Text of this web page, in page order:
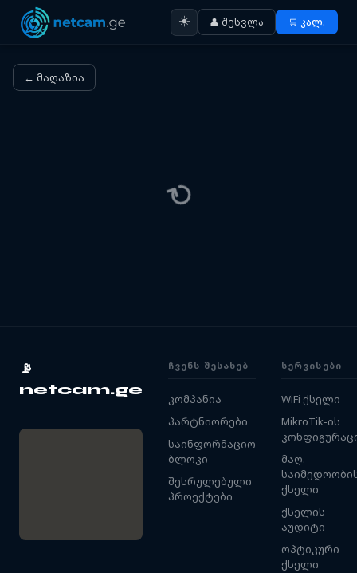
☀️ 👤 შესვლა 🛒 კალ.
← მაღაზია
⟳
📡
netcam.ge
ᲩᲕᲔᲜᲡ ᲨᲔᲡᲐᲮᲔᲑ
კომპანია
პარტნიორები
საინფორმაციო
ბლოკი
შესრულებული
პროექტები
ᲡᲔᲠᲕᲘᲡᲔᲑᲘ
WiFi ქსელი
MikroTik-ის
მაღ.
ქსელი
ქსელის
აუდიტი
ოპტიკური
ქსელი